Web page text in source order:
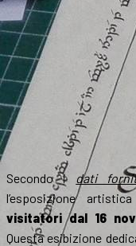
Secondo i dati
l’esposizione
visitatori dal 16
Questa esibizione